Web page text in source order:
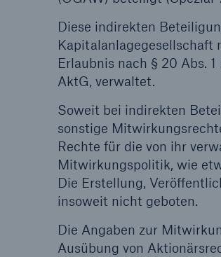
Diese indirekten
Kapitalanlagegesellschaft
Erlaubnis nach § 20 Abs.
AktG, verwaltet.
Soweit bei indirekten
sonstige
Rechte für die von ihr
Mitwirkungspolitik, wie
Die Erstellung,
insoweit nicht geboten.
Die Angaben zur
Ausübung von
Lösungen
Sachdeckung durch einen
leistungsfähigen
Rückversicherungspartner